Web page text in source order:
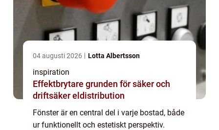
04 augusti 2026 Lotta Albertsson
inspiration
Effektbrytare grunden för säker och
driftsäker eldistribution
Fönster är en central del i varje bostad, både
ur funktionellt och estetiskt perspektiv.